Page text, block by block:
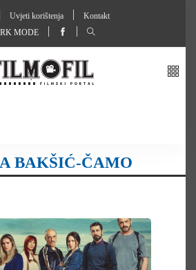
Uvjeti korištenja
Kontakt
MODE
BAKŠIĆ-ČAMO